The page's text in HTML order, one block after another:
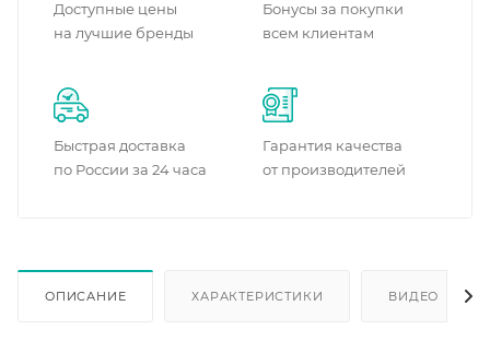
Доступные цены
на лучшие бренды
Бонусы за покупки
всем клиентам
Быстрая доставка
по России за 24 часа
Гарантия качества
от производителей
ОПИСАНИЕ ХАРАКТЕРИСТИКИ ВИДЕО (2)